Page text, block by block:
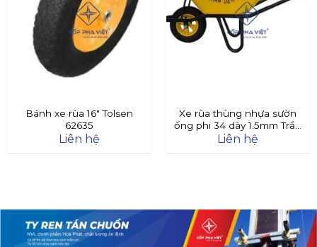
Bánh xe rùa 16″ Tolsen
62635
Liên hệ
Xe rùa thùng nhựa sườn
ống phi 34 dày 1.5mm Trần
Đà
Liên hệ